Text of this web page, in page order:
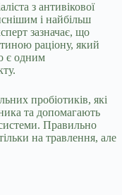
з антивікової
і найбільш
зазначає, що
раціону, який
є одним
пробіотиків, які
та допомагають
Правильно
на травлення, але